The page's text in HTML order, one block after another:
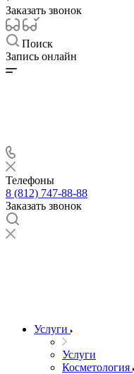
Заказать звонок
Поиск
Запись онлайн
Телефоны
8 (812) 747-88-88
Заказать звонок
Услуги
Услуги
Косметология